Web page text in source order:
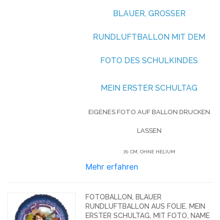
BLAUER, GROSSER R
UNDLUFTBALLON MIT DEM F
OTO DES SCHULKINDES
MEIN ERSTER SCHULTAG
EIGENES FOTO AUF BALLON DRUCKEN
LASSEN
70 CM, OHNE HELIUM
Mehr erfahren
FOTOBALLON, BLAUER
RUNDLUFTBALLON AUS FOLIE. MEIN
ERSTER SCHULTAG, MIT FOTO, NAME